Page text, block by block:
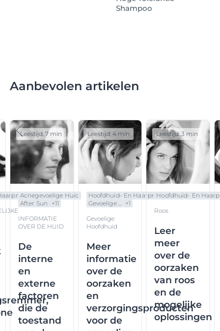
Shampoo
Aanbevolen artikelen
Acnegevoelige Huid
After Sun
+11
INFORMATIE
OVER DE HUID
De
interne
en
externe
factoren
die de
toestand
Leestijd: 7 min
Hoofdhuid- En Haarpr...
Gevoelige ...
+1
Gevoelige
Hoofdhuid
Meer
informatie
over de
oorzaken
en
verzorgingsproducten
voor de
Leestijd: 4 min
Hoofdhuid- En
Roos
Leer
meer
over de
oorzaken
van roos
en de
mogelijke
oplossingen
Leestijd: 3 min